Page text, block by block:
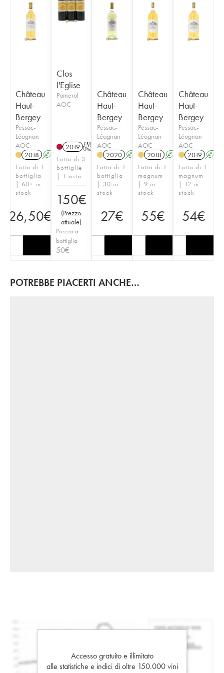
Château
Haut-
Bergey
Pessac-
Léognan
AOC
2018 A
Lotto di 1
bottiglia
| 60+ in
stock
26,50€
Clos
l'Eglise
Pomerol
AOC
2019 T
Lotto di 3
bottiglie
| 1 asta
150€
(Prezzo
attuale)
Prezzo a
bottiglia
50€
Château
Haut-
Bergey
Pessac-
Léognan
AOC
2020 A
Lotto di 1
bottiglia
| 30 in
stock
27€
Château
Haut-
Bergey
Pessac-
Léognan
AOC
2018 A T
Lotto di 1
magnum
| 9 in
stock
55€
Château
Haut-
Bergey
Pessac-
Léognan
AOC
2019 A
Lotto di 1
magnum
| 12 in
stock
54€
POTREBBE PIACERTI ANCHE…
Accesso gratuito e illimitato
alle statistiche e indici di oltre 150.000 vini